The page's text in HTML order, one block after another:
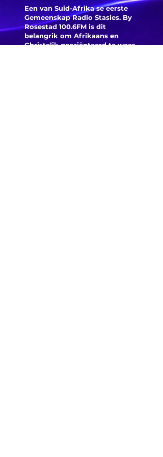
Een van Suid-Afrika se eerste
Gemeenskap Radio Stasies. By
Rosestad 100.6FM is dit
belangrik om Afrikaans en
Christelik georiënteerd te wees.